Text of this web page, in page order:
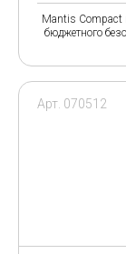
Mantis Compact
бюджетного
Арт. 070512